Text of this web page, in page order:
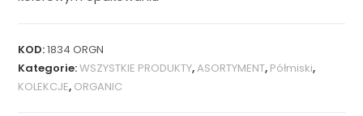
KOD:1834 ORGN
Kategorie:WSZYSTKIE PRODUKTY,ASORTYMENT, Półmiski,
KOLEKCJE, ORGANIC